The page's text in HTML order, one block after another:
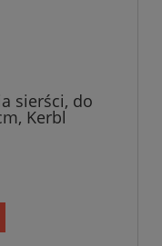
sierści, do
Kerbl